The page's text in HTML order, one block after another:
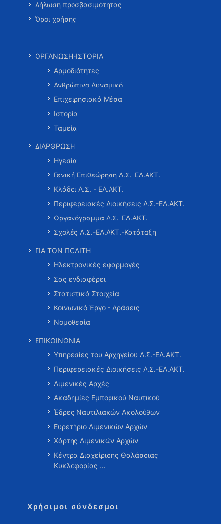
Δήλωση προσβασιμότητας
Όροι χρήσης
ΟΡΓΑΝΩΣΗ-ΙΣΤΟΡΙΑ
Αρμοδιότητες
Ανθρώπινο Δυναμικό
Επιχειρησιακά Μέσα
Ιστορία
Ταμεία
ΔΙΑΡΘΡΩΣΗ
Ηγεσία
Γενική Επιθεώρηση Λ.Σ.-ΕΛ.ΑΚΤ.
Κλάδοι Λ.Σ. - ΕΛ.ΑΚΤ.
Περιφερειακές Διοικήσεις Λ.Σ.-ΕΛ.ΑΚΤ.
Οργανόγραμμα Λ.Σ.-ΕΛ.ΑΚΤ.
Σχολές Λ.Σ.-ΕΛ.ΑΚΤ.-Κατάταξη
ΓΙΑ ΤΟΝ ΠΟΛΙΤΗ
Ηλεκτρονικές εφαρμογές
Σας ενδιαφέρει
Στατιστικά Στοιχεία
Κοινωνικό Έργο - Δράσεις
Νομοθεσία
ΕΠΙΚΟΙΝΩΝΙΑ
Υπηρεσίες του Αρχηγείου Λ.Σ.-ΕΛ.ΑΚΤ.
Περιφερειακές Διοικήσεις Λ.Σ.-ΕΛ.ΑΚΤ.
Λιμενικές Αρχές
Ακαδημίες Εμπορικού Ναυτικού
Έδρες Ναυτιλιακών Ακολούθων
Ευρετήριο Λιμενικών Αρχών
Χάρτης Λιμενικών Αρχών
Κέντρα Διαχείρισης Θαλάσσιας
Κυκλοφορίας …
Χρήσιμοι σύνδεσμοι